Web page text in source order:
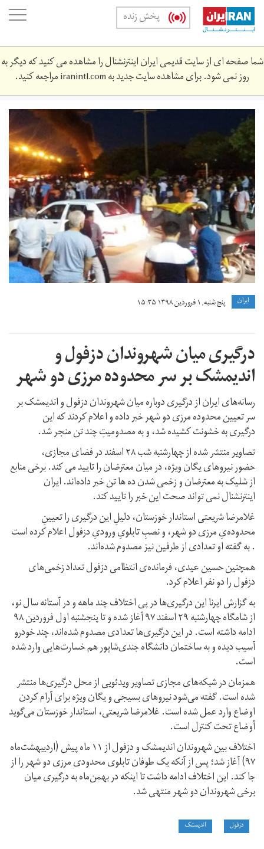
Skip
main
content
پخش زنده
شما صفحه ای از سایت قدیمی ایران اینترنشنال را مشاهده می کنید که دیگر به
روز نمی شود. برای مشاهده سایت جدید بهiranintl.comمراجعه کنید.
13980101000007_test_photon.jpeg
ايران پنج شنبه, ۱ فروردین ۱۳۹۸ ۱۵:۳۵
درگیری میان شهروندان دزفول و
اندیمشک بر سر محدوده مرزی دو شهر
رسانه‌های ایران از درگیری دوباره میان شهروندان دزفول و اندیمشک بر
سر تعیین محدوده مرزی دو شهر خبر داده‌ و اعلام کردند که این
درگیری به خشونت کشیده شد، و به مصدومیتِ چند تن منجر شد.
تصاویر منتشر شده از چهارشنبه شب ۲۸ اسفند در فضای مجازی،
حضور نیروهای یگان ویژه، در میان معترضان را تایید می کند. برخی منابع
از شلیک به معترضان و زخمی شدن ده ها تن خبر داده‌اند. ایران
اینترنشنال نمی تواند صحت این خبر را تایید کند.
غلامرضا شریعتی استاندار خوزستان، دلیلِ این درگیری را تعیینِ
محدوده‌یِ مرزی دو شهر، و نصبِ تابلویِ ورودیِ دزفول اعلام کرده است
. به گفته‌ او تعدادی از طرفین نیز مصدوم شده‌اند.
همچنین حسین عیدی، فرمانده‌ی انتظامی دزفول تعداد زخمی‌های
دزفول را دو نفر اعلام کرد.
به گزارش ایرنا این درگیری‌ها در پی اختلاف چند ماهه و در آستانه سال نو،
از شامگاه چهارشنبه ۲۹ اسفند ۹۷ آغاز شده و تا پنجشنبه اول فروردین ۹۸
ادامه داشته است. در این درگیری‌ها تعدادی مصدوم شده‌اند، چند خودرو
آسیب دیده و به ساختمان دانشگاه جندی‌شاپور هم خسارت‌هایی وارد شده
است.
همزمان در شبکه‌های مجازی تصاویر ویدئویی از محل درگیری‌ها منتشر
شده است. گفته می‌شود نیروهای بسیجی و یگان ویژه برای آرام کردن
اوضاع وارد عمل شده است. غلامرضا شریعتی، استاندار خوزستان می‌گوید
أوضاع تحت کنترل است.
اختلاف بین شهروندان اندیمشک و دزفول از ۱۱ ماه پیش (اردیبهشت‌ماه
۹۷) آغاز شد؛ پس از آنکه یک طوفان تابلوی محدودی مرزی دو شهر را از
جا کند. این اختلاف ادامه داشت تا اینکه در بهمن‌ماه به درگیری میان
برخی شهروندان دو شهر منتهی شد.
دزفول اندیمشک